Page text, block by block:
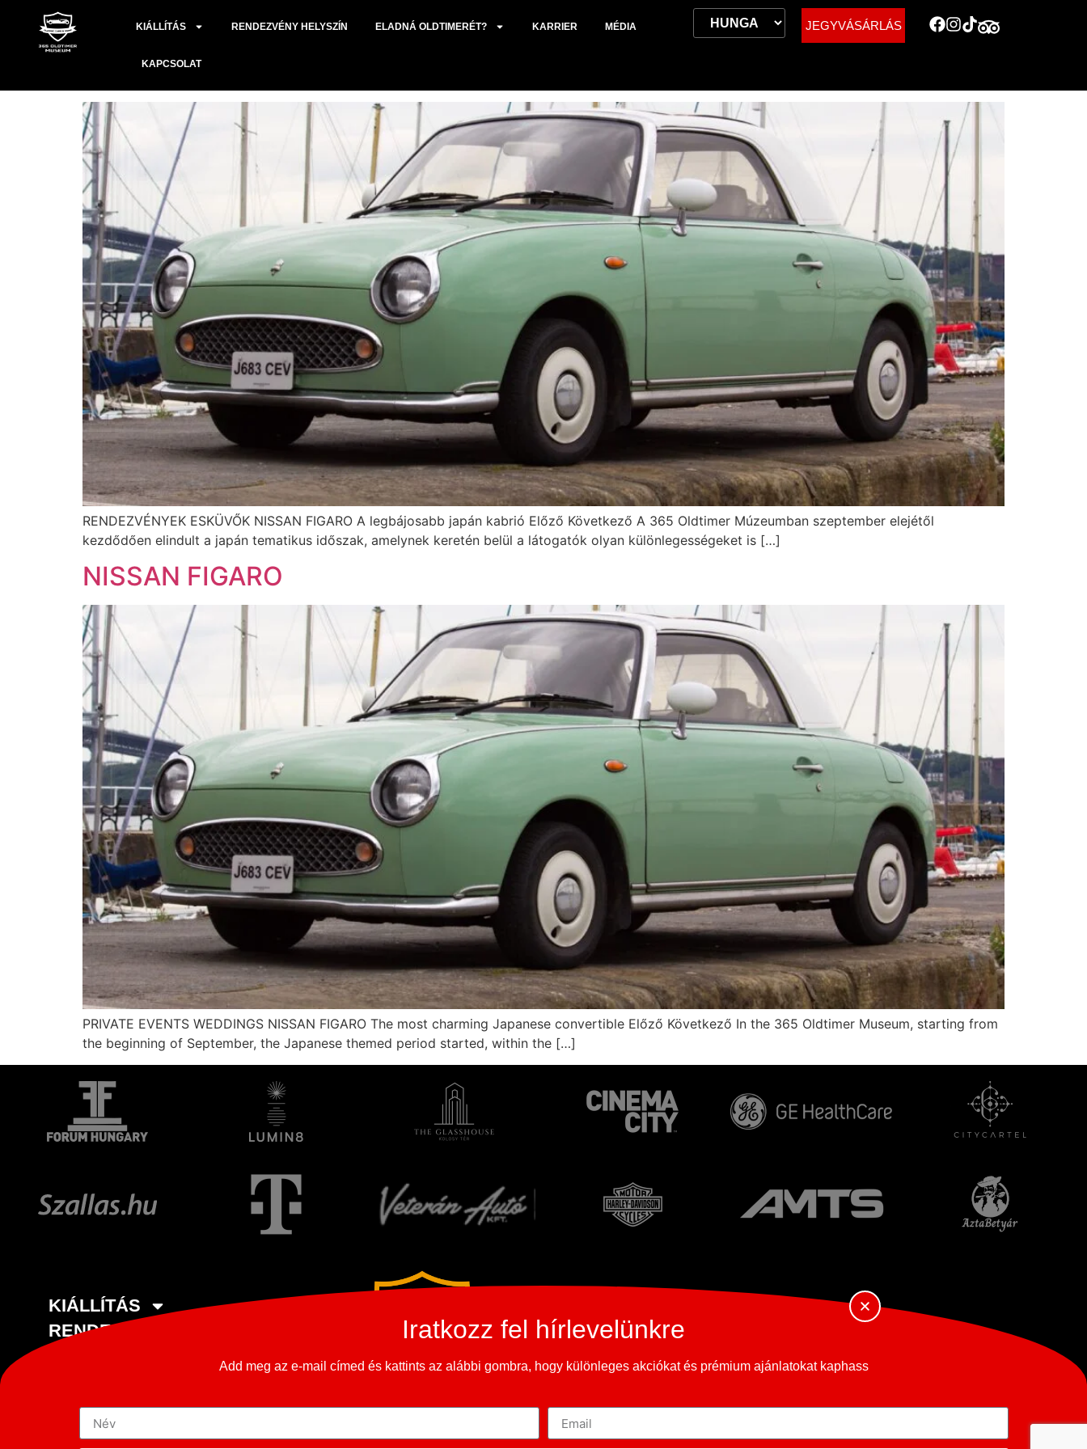
KIÁLLÍTÁS RENDEZVÉNY HELYSZÍN ELADNÁ OLDTIMERÉT? KARRIER MÉDIA
KAPCSOLAT
JEGYVÁSÁRLÁS
Címke:2024.11.06.
NISSAN FIGARO
RENDEZVÉNYEK ESKÜVŐK NISSAN FIGARO A legbájosabb japán kabrió Előző Következő A 365 Oldtimer Múzeumban szeptember elejétől
kezdődően elindult a japán tematikus időszak, amelynek keretén belül a látogatók olyan különlegességeket is […]
NISSAN FIGARO
PRIVATE EVENTS WEDDINGS NISSAN FIGARO The most charming Japanese convertible Előző Következő In the 365 Oldtimer Museum, starting from
the beginning of September, the Japanese themed period started, within the […]
KIÁLLÍTÁS
RENDEZVÉNY HELYSZÍN
MÉDIA
KAPCSOLAT
Copyright © 2023-2026
Iratkozz fel hírlevelünkre
Add meg az e-mail címed és kattints az alábbi gombra, hogy különleges akciókat és prémium ajánlatokat kaphass